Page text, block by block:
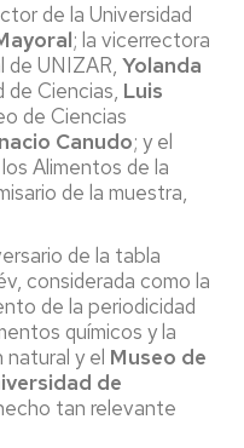
de la Universidad
; la vicerrectora
de UNIZAR, Yolanda
de Ciencias, Luis
de Ciencias
Canudo; y el
Alimentos de la
de la muestra,
de la tabla
considerada como la
de la periodicidad
químicos y la
natural y el Museo de
de
tan relevante